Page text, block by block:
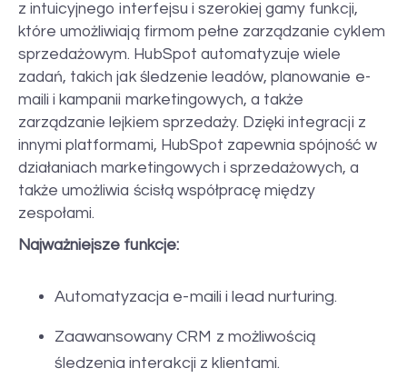
z intuicyjnego interfejsu i szerokiej gamy funkcji,
które umożliwiają firmom pełne zarządzanie cyklem
sprzedażowym. HubSpot automatyzuje wiele
zadań, takich jak śledzenie leadów, planowanie e-
maili i kampanii marketingowych, a także
zarządzanie lejkiem sprzedaży. Dzięki integracji z
innymi platformami, HubSpot zapewnia spójność w
działaniach marketingowych i sprzedażowych, a
także umożliwia ścisłą współpracę między
zespołami.
Najważniejsze funkcje:
Automatyzacja e-maili i lead nurturing.
Zaawansowany CRM z możliwością
śledzenia interakcji z klientami.